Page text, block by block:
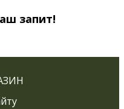
запит!